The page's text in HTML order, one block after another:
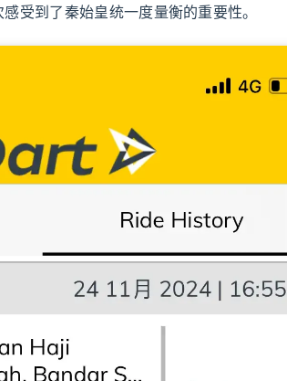
受到了秦始皇统一度量衡的重要性。